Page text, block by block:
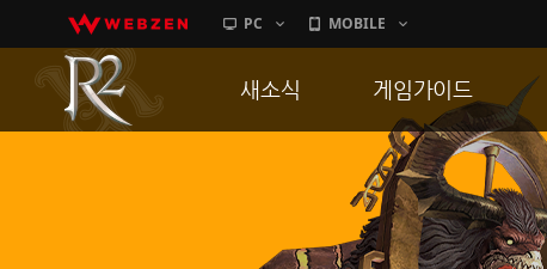
PC MOBILE
새소식
이벤트
게임가이드
게임 특징
서버가이드
신병훈련소